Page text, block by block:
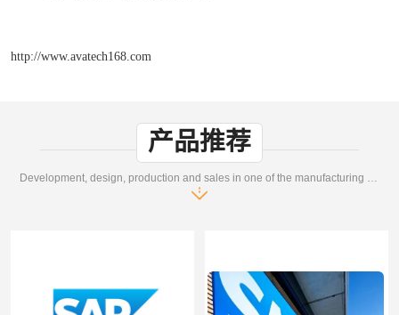
http://www.avatech168.com
产品推荐